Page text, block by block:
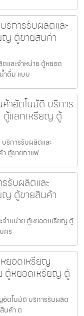
ริการรับผลิตและ
ญ ตู้ขายสินค้า
และจำหน่าย ตู้หยอด
ำดื่ม แบบ
า​อัตโนมัติ บริการ
ตู้แลกเหรียญ ตู้
ริการรับผลิตและ
ตู้ขายกาแฟ
รับผลิตและ
ญ ตู้ขายสินค้า
ำหน่าย ตู้หยอดเหรียญ ตู้
คร
ยอดเหรียญ​​​
ตู้หยอดเหรียญ ตู้
ตโนมัติ บริการรับผลิต
นค้า ต